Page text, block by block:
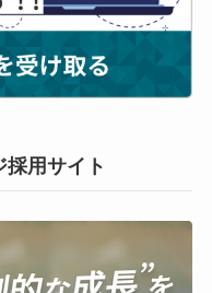
採用サイト